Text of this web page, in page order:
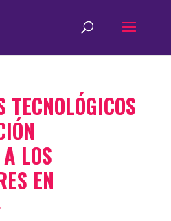
TECNOLÓGICOS
LOS
EN